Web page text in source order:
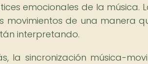
emocionales de la música.
movimientos de una manera
interpretando.
la sincronización música-